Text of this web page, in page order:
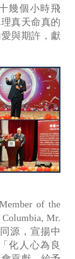
幾個小時飛
真天命真的
與期許，獻
of the
Mr.
源，宣揚中
化人心為良